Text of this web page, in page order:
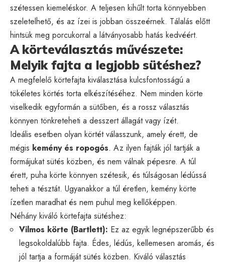
szétessen kiemeléskor. A teljesen kihűlt torta könnyebben
szeletelhető, és az ízei is jobban összeérnek. Tálalás előtt
hintsük meg porcukorral a látványosabb hatás kedvéért.
A körteválasztás művészete:
Melyik fajta a legjobb sütéshez?
A megfelelő körtefajta kiválasztása kulcsfontosságú a
tökéletes körtés torta elkészítéséhez. Nem minden körte
viselkedik egyformán a sütőben, és a rossz választás
könnyen tönkreteheti a desszert állagát vagy ízét.
Ideális esetben olyan körtét válasszunk, amely érett, de
mégis kemény és ropogós. Az ilyen fajták jól tartják a
formájukat sütés közben, és nem válnak pépesre. A túl
érett, puha körte könnyen szétesik, és túlságosan lédússá
teheti a tésztát. Ugyanakkor a túl éretlen, kemény körte
ízetlen maradhat és nem puhul meg kellőképpen.
Néhány kiváló körtefajta sütéshez:
Vilmos körte (Bartlett): Ez az egyik legnépszerűbb és
legsokoldalúbb fajta. Édes, lédús, kellemesen aromás, és
jól tartja a formáját sütés közben. Kiváló választás